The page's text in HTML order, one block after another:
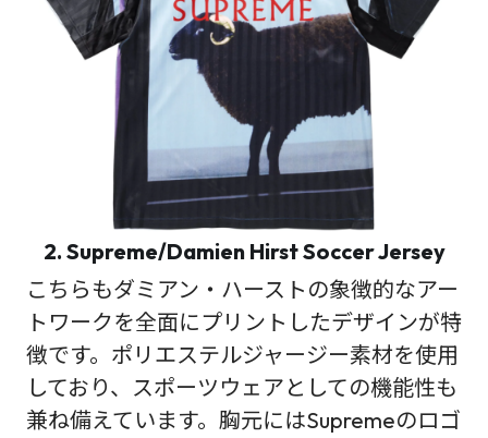
2. Supreme/Damien Hirst Soccer Jersey
こちらもダミアン・ハーストの象徴的なアー
トワークを全面にプリントしたデザインが特
徴です。ポリエステルジャージー素材を使用
しており、スポーツウェアとしての機能性も
兼ね備えています。胸元にはSupremeのロゴ